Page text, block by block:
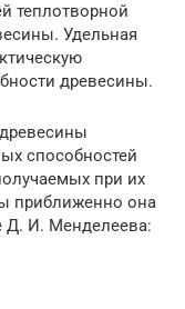
теплотворной
Удельная
древесины.
способностей
при их
приближенно она
Д. И. Менделеева: